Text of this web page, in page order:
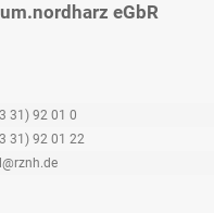
eGbR
31) 92 01 0
31) 92 01 22